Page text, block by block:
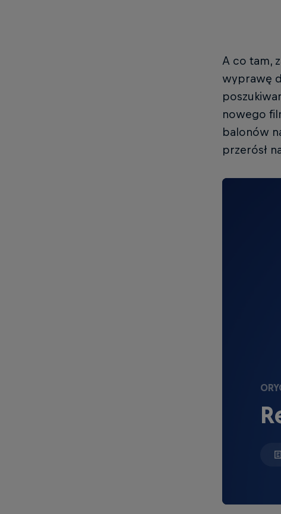
A co tam,
wyprawę
nowego
balonów
przerósł